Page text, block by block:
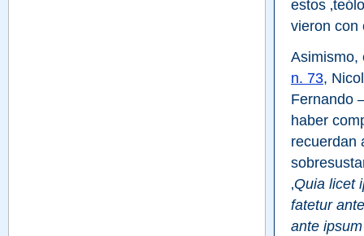
estos
vieron con
Asimismo,
n. 73,
Fernando
haber
recuerdan
‚Quia licet
fatetur
ante